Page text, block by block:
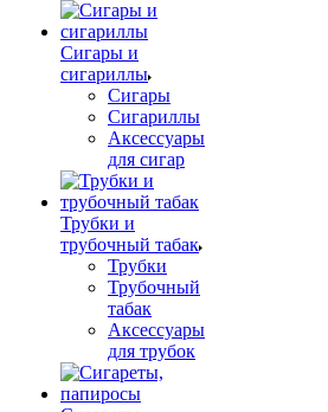
Сигары и
сигариллы
Сигары
Сигариллы
Аксессуары
для сигар
Трубки и
трубочный табак
Трубки
Трубочный
табак
Аксессуары
для трубок